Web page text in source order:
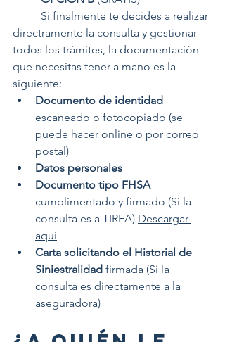
directramente la consulta y gestionar
todos los trámites, la documentación
que necesitas tener a mano es la
siguiente:
Documento de identidad
escaneado o fotocopiado (se
puede hacer online o por correo
postal)
Datos personales
Documento tipo FHSA
cumplimentado y firmado (Si la
consulta es a TIREA) Descargar
aquí
Carta solicitando el Historial de
Siniestralidad firmada (Si la
consulta es directamente a la
aseguradora)